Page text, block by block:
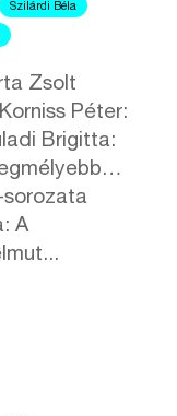
Szilárdi Béla
Zsolt
Péter:
Brigitta:
A